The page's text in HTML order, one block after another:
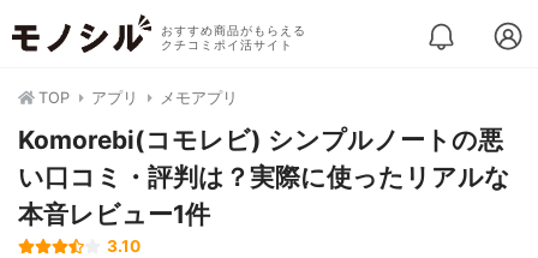
おすすめ商品がもらえる
クチコミポイ活サイト
TOP アプリ メモアプリ
Komorebi(コモレビ) シンプルノートの悪
い口コミ・評判は？実際に使ったリアルな
本音レビュー1件
3.10